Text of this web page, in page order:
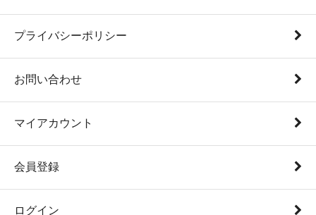
プライバシーポリシー
お問い合わせ
マイアカウント
会員登録
ログイン